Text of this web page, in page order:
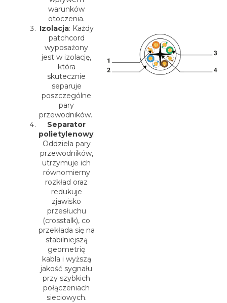
warunków
otoczenia.
Izolacja: Każdy
patchcord
wyposażony
jest w izolację,
która
skutecznie
separuje
poszczególne
pary
przewodników.
Separator
polietylenowy:
Oddziela pary
przewodników,
utrzymuje ich
równomierny
rozkład oraz
redukuje
zjawisko
przesłuchu
(crosstalk), co
przekłada się na
stabilniejszą
geometrię
kabla i wyższą
jakość sygnału
przy szybkich
połączeniach
sieciowych.